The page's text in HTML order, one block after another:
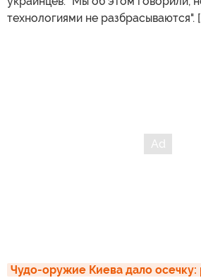
технологиями не разбрасываются".
Чудо-оружие Киева дало осечку: